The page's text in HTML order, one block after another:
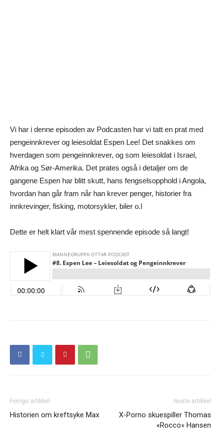
Vi har i denne episoden av Podcasten har vi tatt en prat med
pengeinnkrever og leiesoldat Espen Lee! Det snakkes om
hverdagen som pengeinnkrever, og som leiesoldat i Israel,
Afrika og Sør-Amerika. Det prates også i detaljer om de
gangene Espen har blitt skutt, hans fengselsopphold i Angola,
hvordan han går fram når han krever penger, historier fra
innkrevinger, fisking, motorsykler, biler o.l
Dette er helt klart vår mest spennende episode så langt!
Forrige artikkel
Historien om kreftsyke Max
Neste artikkel
X-Porno skuespiller Thomas
«Rocco» Hansen